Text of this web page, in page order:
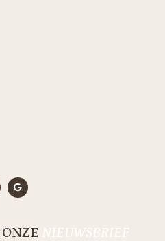
ONZE NIEUWSBRIEF